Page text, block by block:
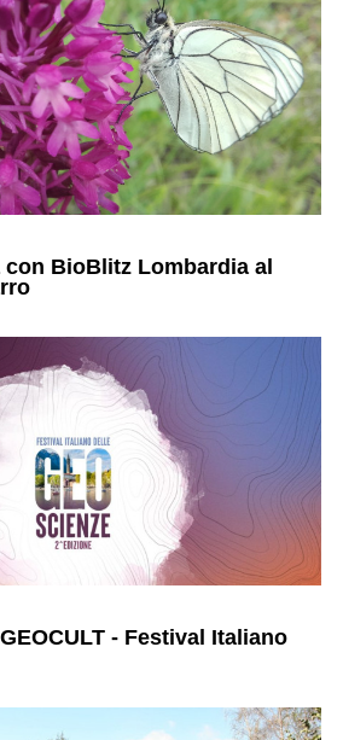
BioBlitz Lombardia al
- Festival Italiano